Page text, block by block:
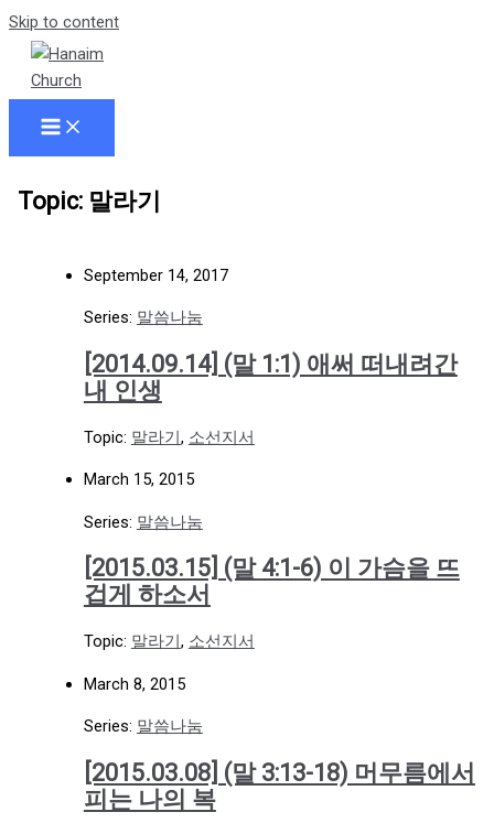
Skip to content
Topic: 말라기
September 14, 2017
Series: 말씀나눔
[2014.09.14] (말 1:1) 애써 떠내려간
내 인생
Topic: 말라기, 소선지서
March 15, 2015
Series: 말씀나눔
[2015.03.15] (말 4:1-6) 이 가슴을 뜨
겁게 하소서
Topic: 말라기, 소선지서
March 8, 2015
Series: 말씀나눔
[2015.03.08] (말 3:13-18) 머무름에서
피는 나의 복